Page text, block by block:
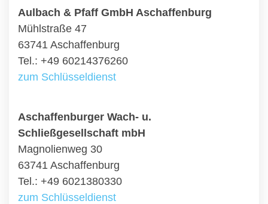
Aulbach & Pfaff GmbH Aschaffenburg
Mühlstraße 47
63741 Aschaffenburg
Tel.: +49 60214376260
zum Schlüsseldienst
Aschaffenburger Wach- u.
Schließgesellschaft mbH
Magnolienweg 30
63741 Aschaffenburg
Tel.: +49 6021380330
zum Schlüsseldienst